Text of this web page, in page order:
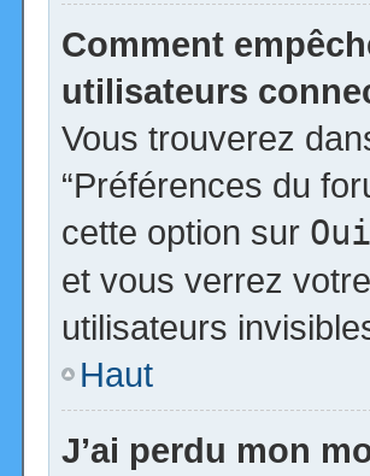
Comment
utilisateurs
Vous trouverez
“Préférences du
cette option sur Oui
et vous verrez
utilisateurs
Haut
J’ai perdu mon